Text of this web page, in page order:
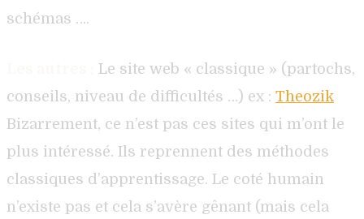
schémas ….
Le site web « classique » (partochs,
conseils, niveau de difficultés …) ex : Theozik
Bizarrement, ce n’est pas ces sites qui m’ont le
plus intéressé. Ils reprennent des méthodes
classiques d’apprentissage. Le coté humain
n’existe pas et cela s’avère gênant (mais cela